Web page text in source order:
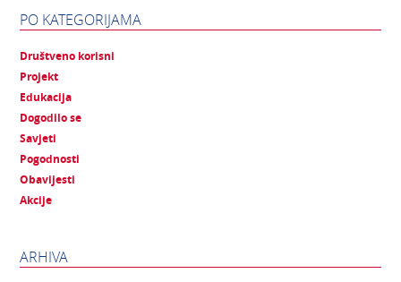
PO KATEGORIJAMA
Društveno korisni
Projekt
Edukacija
Dogodilo se
Savjeti
Pogodnosti
Obavijesti
Akcije
ARHIVA